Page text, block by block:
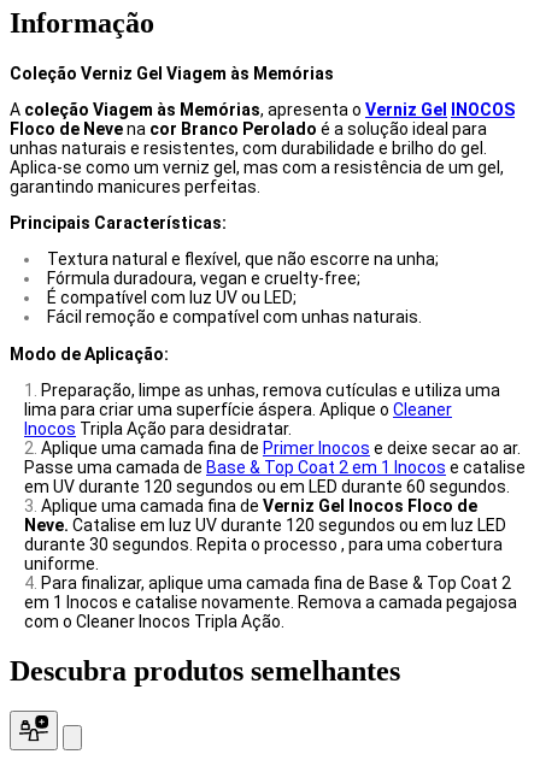
Informação
Coleção Verniz Gel Viagem às Memórias
A coleção Viagem às Memórias, apresenta o Verniz Gel
INOCOS
Floco de Nevena cor Branco Perolado é a solução ideal para
unhas naturais e resistentes, com durabilidade e brilho do gel.
Aplica-se como um verniz gel, mas com a resistência de um gel,
garantindo manicures perfeitas.
Principais Características:
Textura natural e flexível, que não escorre na unha;
Fórmula duradoura, vegan e cruelty-free;
É compatível com luz UV ou LED;
Fácil remoção e compatível com unhas naturais.
Modo de Aplicação:
Preparação, limpe as unhas, remova cutículas e utiliza uma
lima para criar uma superfície áspera. Aplique o Cleaner
Inocos Tripla Ação para desidratar.
Aplique uma camada fina de Primer Inocos e deixe secar ao ar.
Passe uma camada de Base & Top Coat 2 em 1 Inocos e catalise
em UV durante 120 segundos ou em LED durante 60 segundos.
Aplique uma camada fina de Verniz Gel Inocos Floco de
Neve. Catalise em luz UV durante 120 segundos ou em luz LED
durante 30 segundos. Repita o processo , para uma cobertura
uniforme.
Para finalizar, aplique uma camada fina de Base & Top Coat 2
em 1 Inocos e catalise novamente. Remova a camada pegajosa
com o Cleaner Inocos Tripla Ação.
Descubra produtos semelhantes